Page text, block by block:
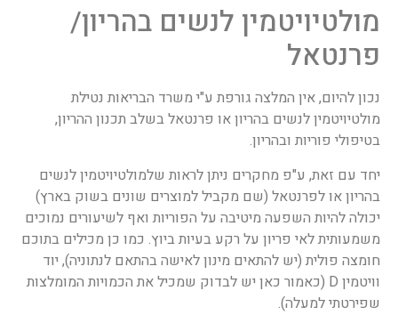
מולטיויטמין לנשים בהריון/
פרנטאל
נכון להיום, אין המלצה גורפת ע"י משרד הבריאות נטילת
מולטיויטמין לנשים בהריון או פרנטאל בשלב תכנון ההריון,
בטיפולי פוריות ובהריון.
יחד עם זאת, ע"פ מחקרים ניתן לראות שלמולטיויטמין לנשים
בהריון או לפרנטאל (שם מקביל למוצרים שונים בשוק בארץ)
יכולה להיות השפעה מיטיבה על הפוריות ואף לשיעורים נמוכים
משמעותית לאי פריון על רקע בעיות ביוץ. כמו כן מכילים בתוכם
חומצה פולית (יש להתאים מינון לאישה בהתאם לנתוניה), יוד
וויטמין D (כאמור כאן יש לבדוק שמכיל את הכמויות המומלצות
שפירטתי למעלה).